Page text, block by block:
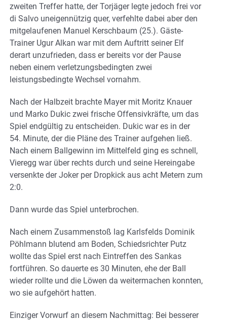
zweiten Treffer hatte, der Torjäger legte jedoch frei vor
di Salvo uneigennützig quer, verfehlte dabei aber den
mitgelaufenen Manuel Kerschbaum (25.). Gäste-
Trainer Ugur Alkan war mit dem Auftritt seiner Elf
derart unzufrieden, dass er bereits vor der Pause
neben einem verletzungsbedingten zwei
leistungsbedingte Wechsel vornahm.
Nach der Halbzeit brachte Mayer mit Moritz Knauer
und Marko Dukic zwei frische Offensivkräfte, um das
Spiel endgültig zu entscheiden. Dukic war es in der
54. Minute, der die Pläne des Trainer aufgehen ließ.
Nach einem Ballgewinn im Mittelfeld ging es schnell,
Vieregg war über rechts durch und seine Hereingabe
versenkte der Joker per Dropkick aus acht Metern zum
2:0.
Dann wurde das Spiel unterbrochen.
Nach einem Zusammenstoß lag Karlsfelds Dominik
Pöhlmann blutend am Boden, Schiedsrichter Putz
wollte das Spiel erst nach Eintreffen des Sankas
fortführen. So dauerte es 30 Minuten, ehe der Ball
wieder rollte und die Löwen da weitermachen konnten,
wo sie aufgehört hatten.
Einziger Vorwurf an diesem Nachmittag: Bei besserer